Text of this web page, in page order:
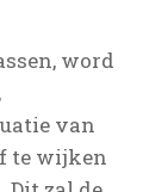
word
van
te wijken